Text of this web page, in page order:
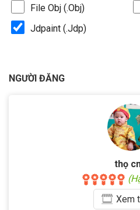
File Obj (.Obj)
Jdpaint (.Jdp)
NGƯỜI ĐĂNG
thọ
Xem